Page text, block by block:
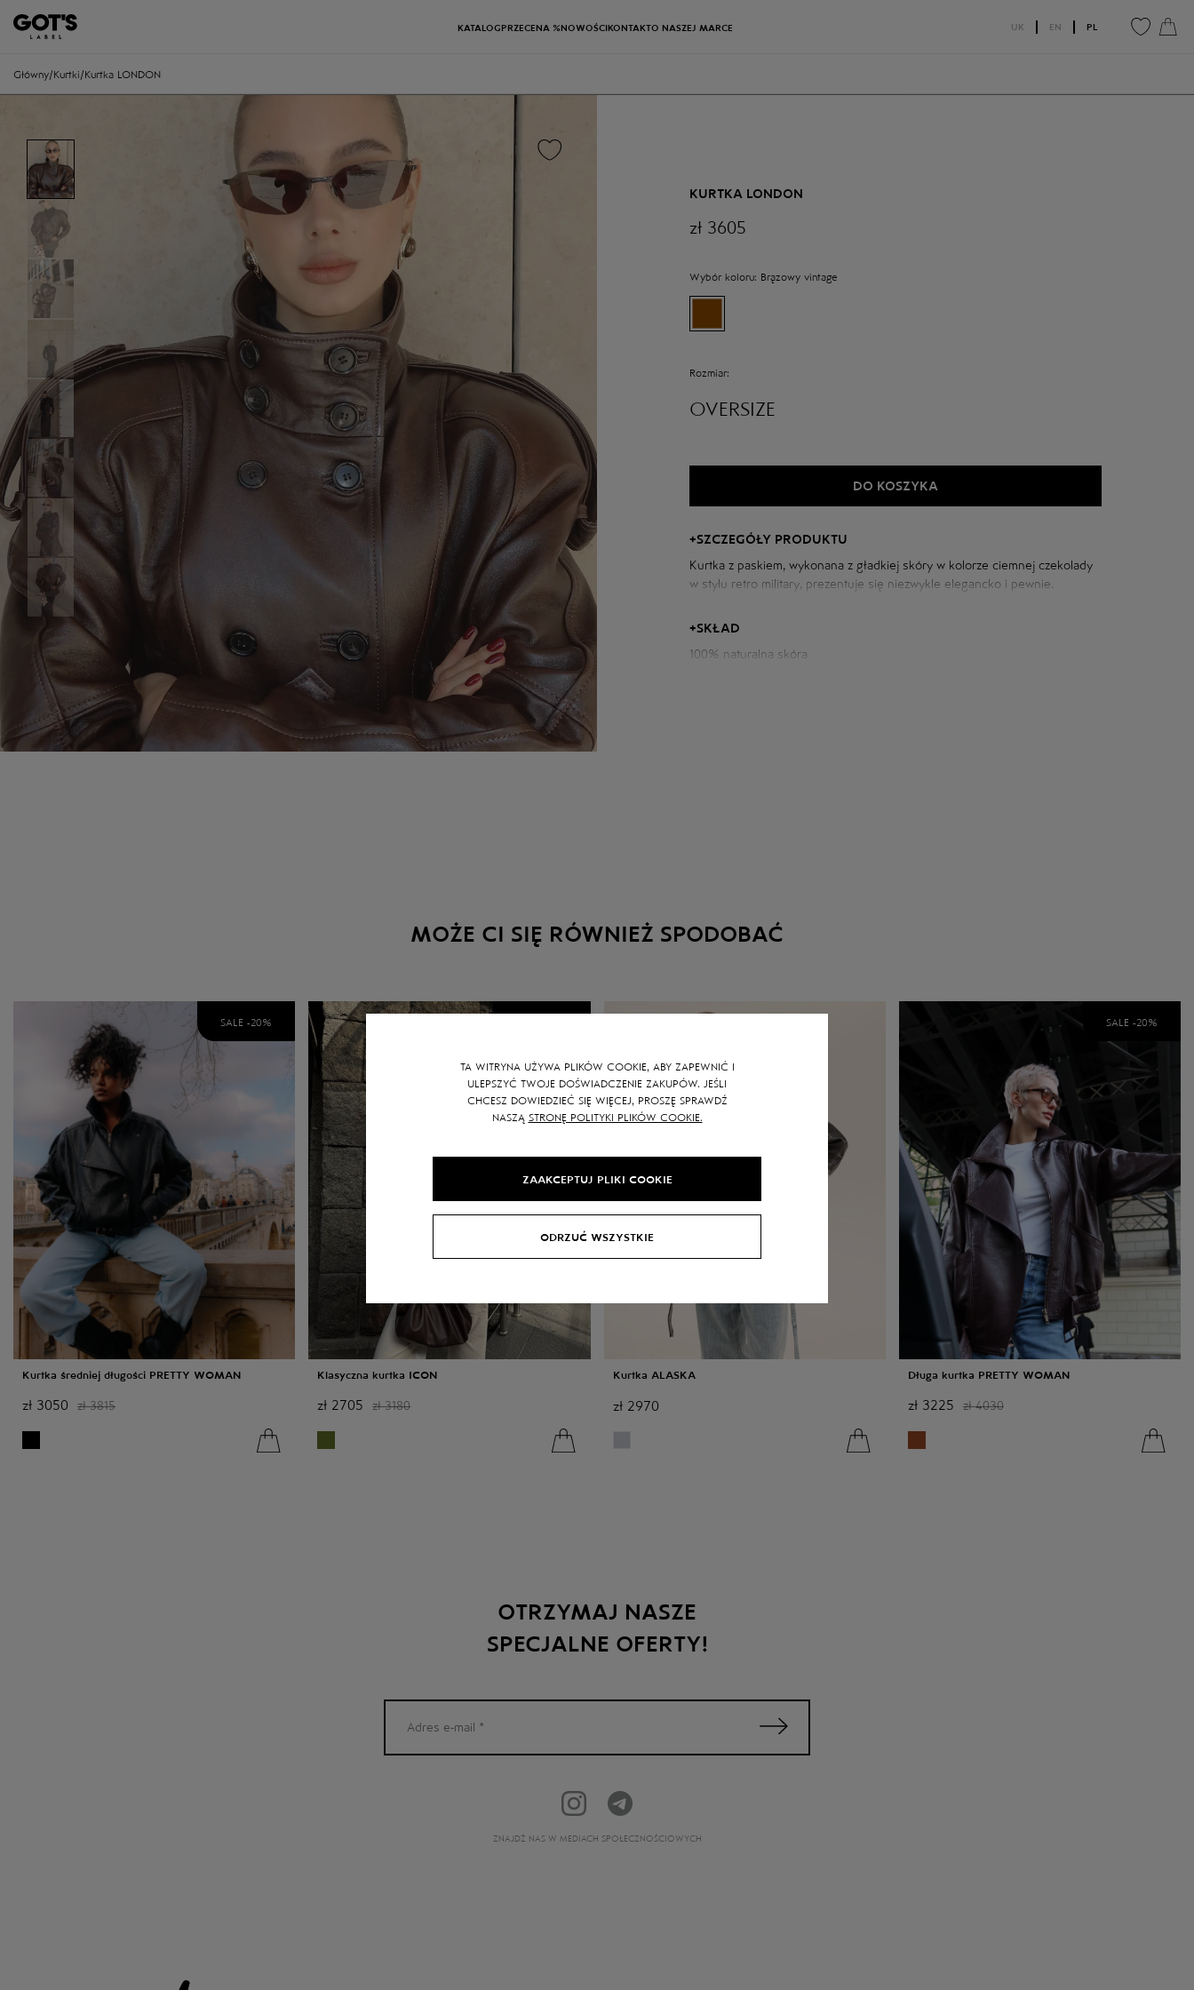
TA WITRYNA UŻYWA PLIKÓW COOKIE, ABY ZAPEWNIĆ I
ULEPSZYĆ TWOJE DOŚWIADCZENIE ZAKUPÓW. JEŚLI
CHCESZ DOWIEDZIEĆ SIĘ WIĘCEJ, PROSZĘ SPRAWDŹ
NASZĄ STRONĘ POLITYKI PLIKÓW COOKIE.
ZAAKCEPTUJ PLIKI COOKIE
ODRZUĆ WSZYSTKIE
KATALOG PRZECENA %NOWOŚCIKONTAKTO NASZEJ MARCE UK EN PL
Główny/ Kurtki/ Kurtka LONDON
KURTKA LONDON
zł 3605
Wybór koloru: Brązowy vintage
Rozmiar:
OVERSIZE
DO KOSZYKA
+SZCZEGÓŁY PRODUKTU
Kurtka z paskiem, wykonana z gładkiej skóry w kolorze ciemnej czekolady
w stylu retro military, prezentuje się niezwykle elegancko i pewnie.
soczysty odcień skóry dodaje jej luksusu i szlachetności.
+SKŁAD
100% naturalna skóra
MOŻE CI SIĘ RÓWNIEŻ SPODOBAĆ
Kurtka średniej długości PRETTY WOMAN
zł 3050 zł 3815
SALE -20%
Klasyczna kurtka ICON
zł 2705 zł 3180
Kurtka ALASKA
zł 2970
Długa kurtka PRETTY WOMAN
zł 3225 zł 4030
SALE -20%
OTRZYMAJ NASZE
SPECJALNE OFERTY!
ZNAJDŹ NAS W MEDIACH SPOŁECZNOŚCIOWYCH